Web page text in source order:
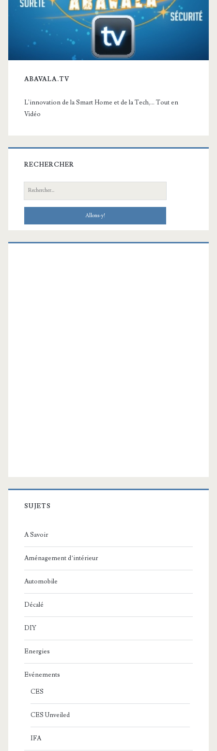
ABAVALA.TV
L'innovation de la Smart Home et de la Tech,... Tout en
Vidéo
RECHERCHER
Recherche:
SUJETS
A Savoir
Aménagement d’intérieur
Automobile
Décalé
DIY
Energies
Evénements
CES
CES Unveiled
IFA